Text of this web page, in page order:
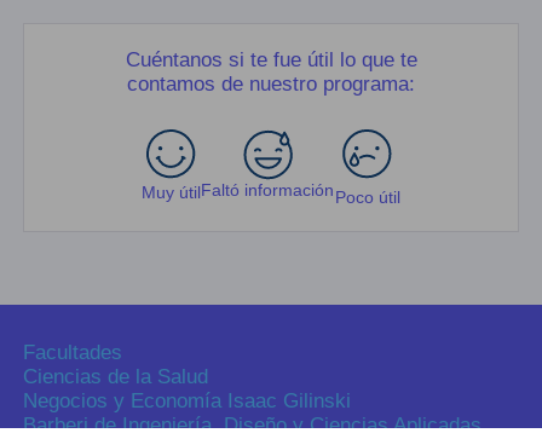
Cuéntanos si te fue útil lo que te
contamos de nuestro programa:
Muy útilFaltó informaciónPoco útil
Facultades
Ciencias de la Salud
Negocios y Economía Isaac Gilinski
Barberi de Ingeniería, Diseño y Ciencias Aplicadas